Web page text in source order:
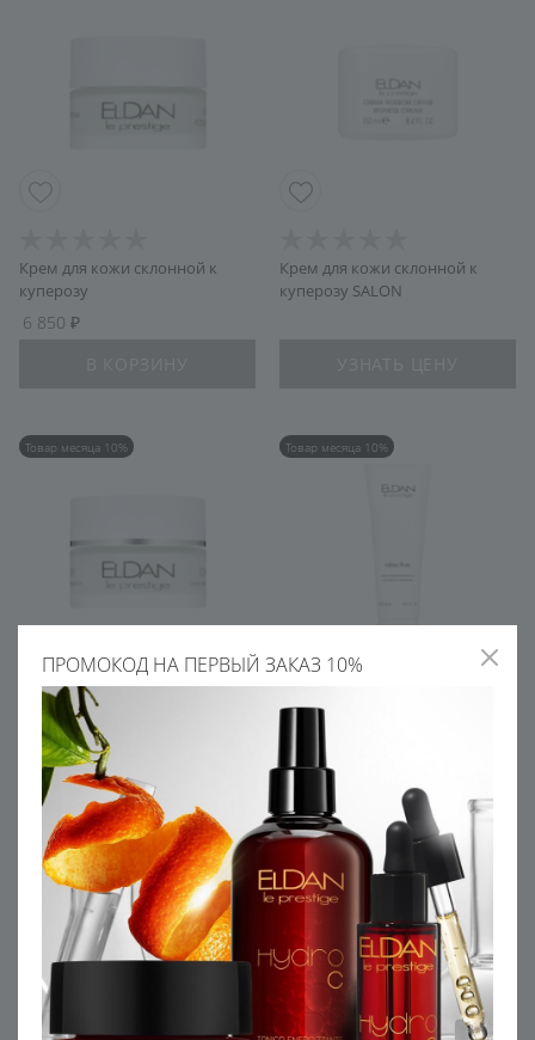
Крем для кожи склонной к
куперозу
6 850
Крем для кожи склонной к
куперозу SALON
Товар месяца 10%
Увлажняющий крем с
рисовыми протеинами
5 445
6 050
В КОРЗИНУ
Товар месяца 10%
Увлажняющий крем с
рисовыми протеинами SALON
УЗНАТЬ ЦЕНУ
ПРОМОКОД НА ПЕРВЫЙ ЗАКАЗ 10%